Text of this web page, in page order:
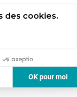
des cookies.
OK pour moi
publiées sur